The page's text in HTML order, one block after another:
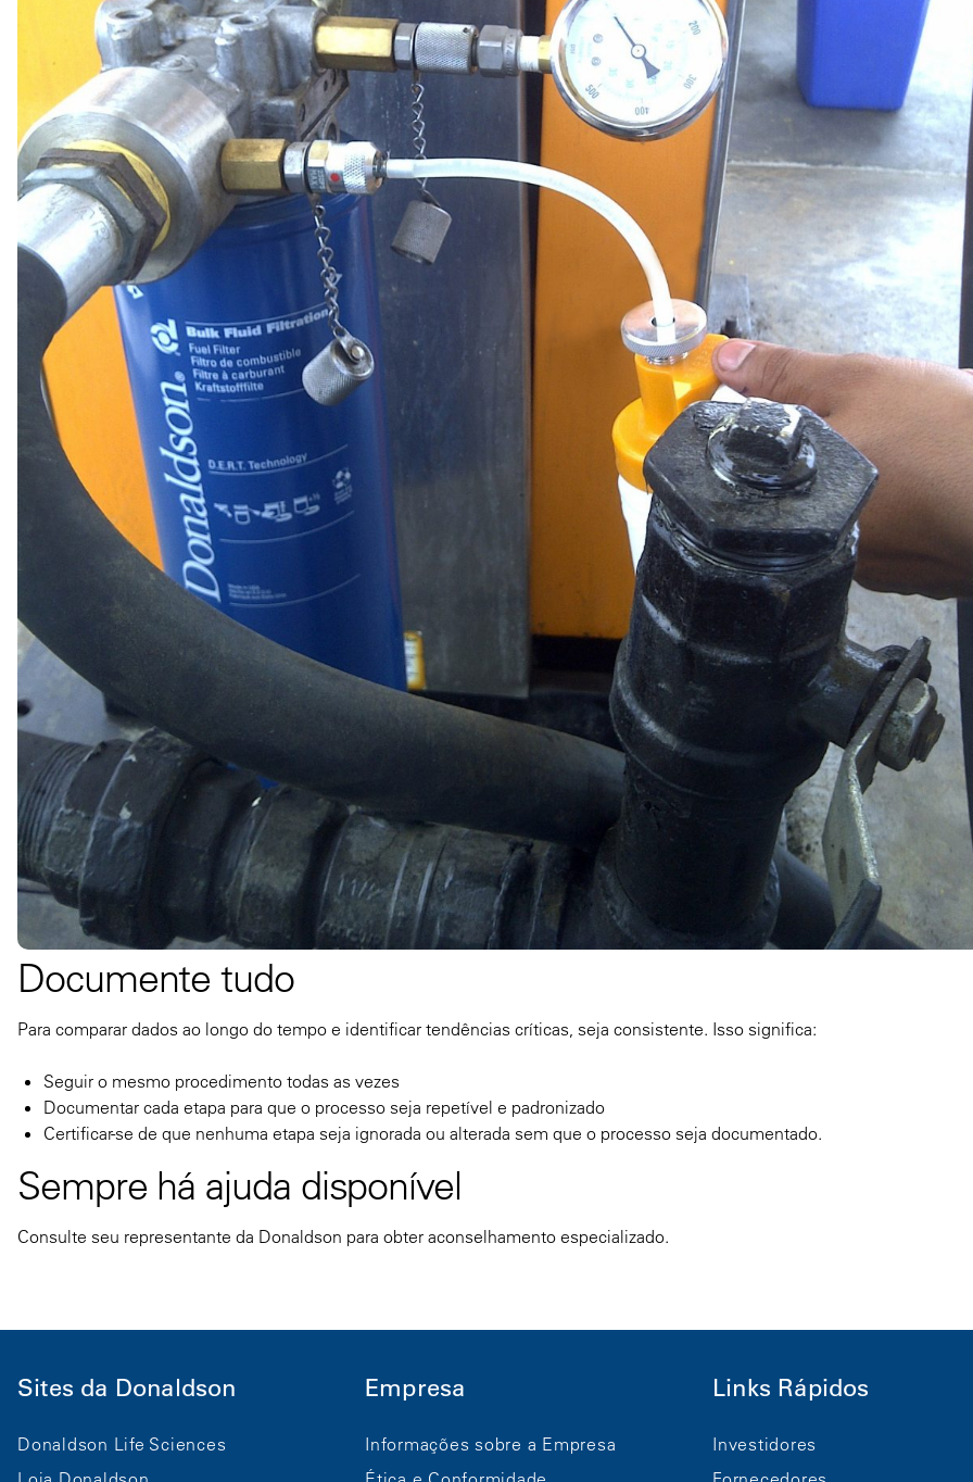
Documente tudo
Para comparar dados ao longo do tempo e identificar tendências críticas, seja consistente. Isso significa:
Seguir o mesmo procedimento todas as vezes
Documentar cada etapa para que o processo seja repetível e padronizado
Certificar-se de que nenhuma etapa seja ignorada ou alterada sem que o processo seja documentado.
Sempre há ajuda disponível
Consulte seu representante da Donaldson para obter aconselhamento especializado.
Sites da Donaldson
Donaldson Life Sciences
Empresa
Informações sobre a Empresa
Links Rápidos
Investidores